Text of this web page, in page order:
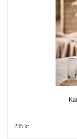
235 kr